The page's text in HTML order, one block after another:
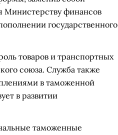
Министерству финансов
государственного
товаров и транспортных
союза. Служба также
в таможенной
в развитии
таможенные